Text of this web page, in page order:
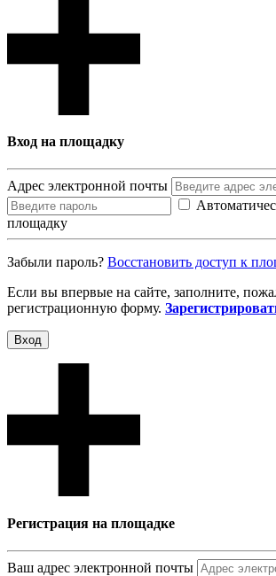
Вход на площадку
Адрес электронной почты
площадку
Забыли пароль? Восcтановить доступ к
Если вы впервые на сайте, заполните,
регистрационную форму.
Вход
Регистрация на площадке
Ваш адрес электронной почты